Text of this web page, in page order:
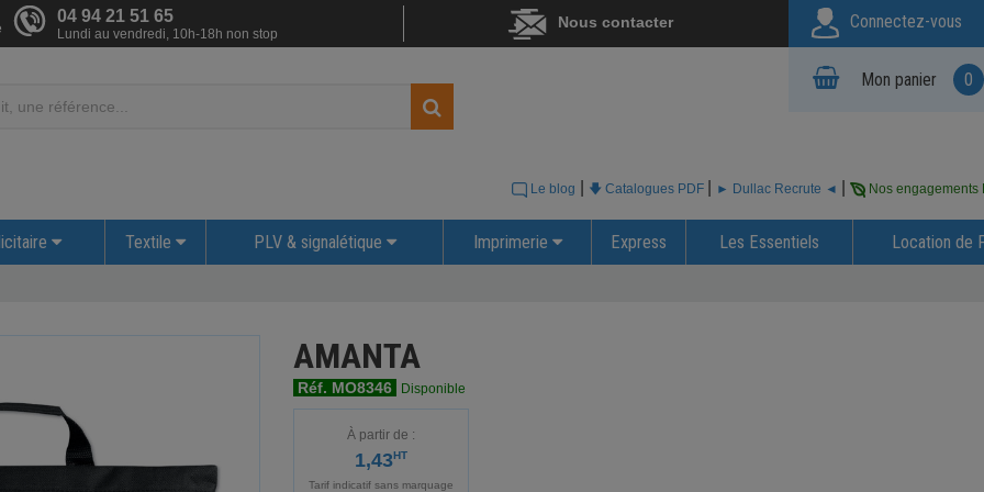
04 94 21 51 65
Lundi au vendredi, 10h-18h non stop
Nous contacter Connectez-vous
Mon panier 0
Le blog 🡇 Catalogues PDF ► Dullac Recrute ◄ Nos engagements
Textile PLV & signalétique Imprimerie Express Les Essentiels Location de
AMANTA
Réf. MO8346 Disponible
À partir de :
1,43HT
Tarif indicatif sans marquage